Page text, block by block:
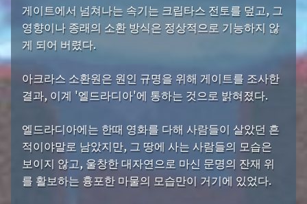
게이트에서 넘쳐나는 속기는 크립타스 전토를 덮고, 그
영향이나 종래의 소환 방식은 정상적으로 기능하지 않
게 되어 버렸다.
아크라스 소환원은 원인 규명을 위해 게이트를 조사한
결과, 이계 '엘드라디아'에 통하는 것으로 밝혀졌다.
엘드라디아에는 한때 영화를 다해 사람들이 살았던 흔
적이야말로 남았지만, 그 땅에 사는 사람들의 모습은
보이지 않고, 울창한 대자연으로 마신 문명의 잔재 위
를 활보하는 흉포한 마물의 모습만이 거기에 있었다.